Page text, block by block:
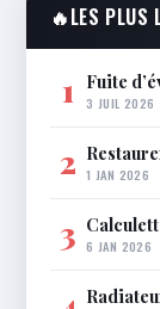
🔥LES PLUS
1 Fuite
3 JUIL 2026
2 1 JAN 2026
3 6 JAN 2026